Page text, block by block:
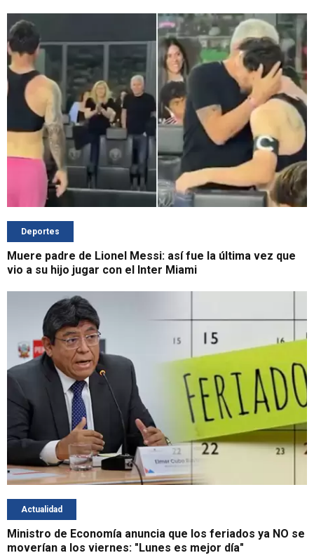
Deportes
Muere padre de Lionel Messi: así fue la última vez que
vio a su hijo jugar con el Inter Miami
Actualidad
Ministro de Economía anuncia que los feriados ya NO se
moverían a los viernes: "Lunes es mejor día"